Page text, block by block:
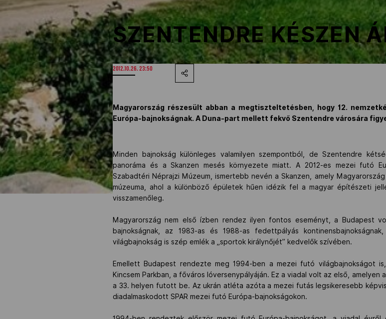
SZENTENDRE KÉSZEN
2012.10.26. 23:50
Magyarország részesült abban a megtiszteltetésben, hogy 12.
Európa-bajnokságnak. A Duna-part mellett fekvő Szentendre városára
Minden bajnokság különleges valamilyen szempontból, de Szentendre
panoráma és a Skanzen mesés környezete miatt. A 2012-es mezei futó
Szabadtéri Néprajzi Múzeum, ismertebb nevén a Skanzen, amely
múzeuma, ahol a különböző épületek hűen idézik fel a magyar építészeti
visszamenőleg.
Magyarország nem első ízben rendez ilyen fontos eseményt, a Budapest
bajnokságnak, az 1983-as és 1988-as fedettpályás
világbajnokság is szép emlék a „sportok királynőjét” kedvelők szívében.
Emellett Budapest rendezte meg 1994-ben a mezei futó világbajnokságot
Kincsem Parkban, a főváros lóversenypályáján. Ez a viadal volt az első,
a 33. helyen futott be. Az ukrán atléta azóta a mezei futás legsikeresebb
diadalmaskodott SPAR mezei futó Európa-bajnokságokon.